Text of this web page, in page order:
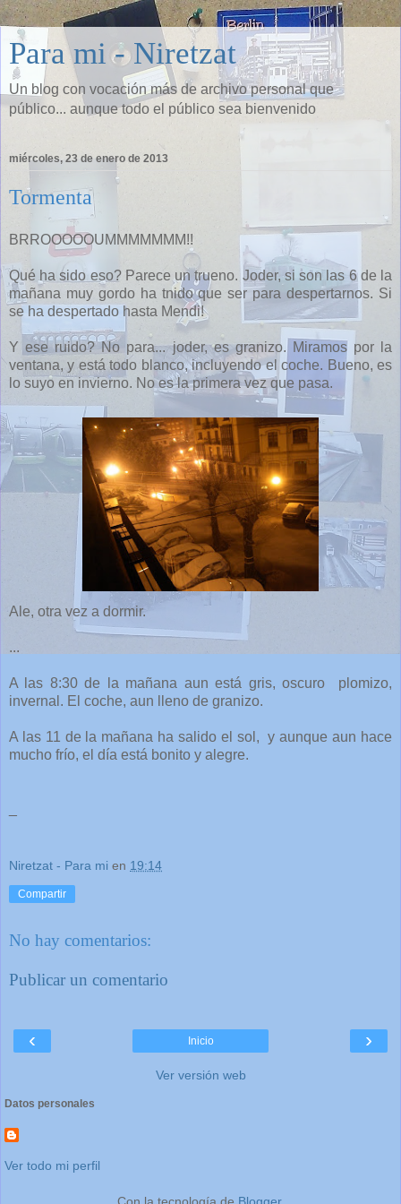
Para mi - Niretzat
Un blog con vocación más de archivo personal que
público... aunque todo el público sea bienvenido
miércoles, 23 de enero de 2013
Tormenta
BRROOOOOUMMMMMMM!!
Qué ha sido eso? Parece un trueno. Joder, si son las 6 de la
mañana muy gordo ha tnido que ser para despertarnos. Si
se ha despertado hasta Mendi!
Y ese ruido? No para... joder, es granizo. Miramos por la
ventana, y está todo blanco, incluyendo el coche. Bueno, es
lo suyo en invierno. No es la primera vez que pasa.
Ale, otra vez a dormir.
...
A las 8:30 de la mañana aun está gris, oscuro plomizo,
invernal. El coche, aun lleno de granizo.
A las 11 de la mañana ha salido el sol, y aunque aun hace
mucho frío, el día está bonito y alegre.
Niretzat - Para mi en 19:14
Compartir
No hay comentarios:
Publicar un comentario
‹ ›
Inicio
Ver versión web
Datos personales
Ver todo mi perfil